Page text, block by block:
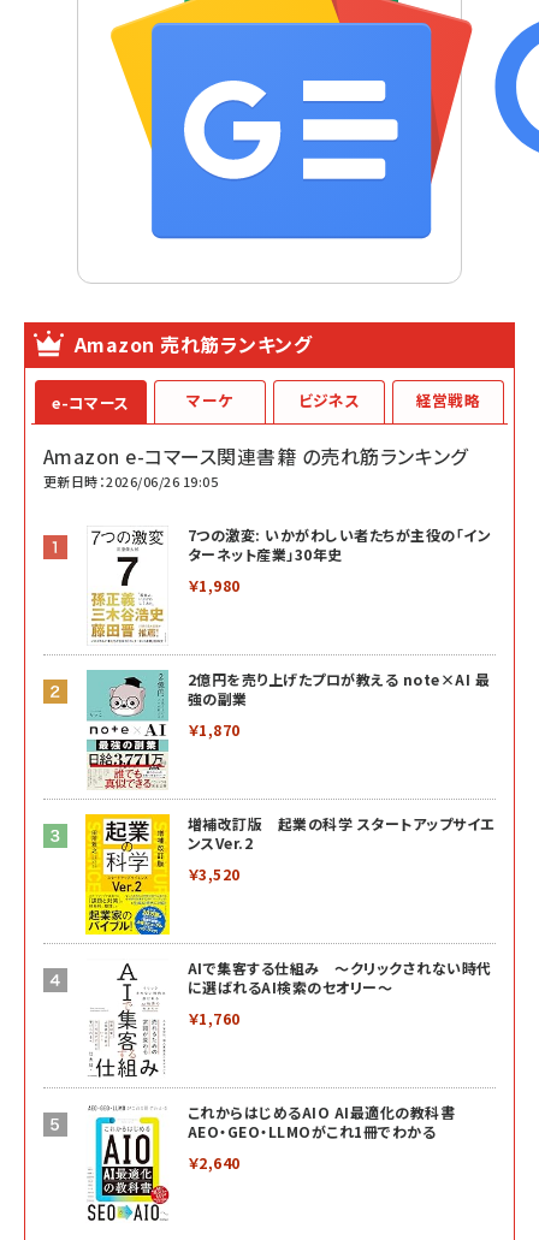
Amazon 売れ筋ランキング
e-コマース
Amazon e-コマース関連書籍 の売れ筋ランキング
更新日時：2026/06/26 19:05
7つの激変: いかがわしい者たちが主役の「イン
ターネット産業」30年史
￥1,980
2億円を売り上げたプロが教える note×AI 最
強の副業
￥1,870
増補改訂版 起業の科学 スタートアップサイエ
ンスVer.2
￥3,520
AIで集客する仕組み ～クリックされない時代
に選ばれるAI検索のセオリー～
￥1,760
これからはじめるAIO AI最適化の教科書
AEO・GEO・LLMOがこれ1冊でわかる
￥2,640
マーケ ビジネス 経営戦略